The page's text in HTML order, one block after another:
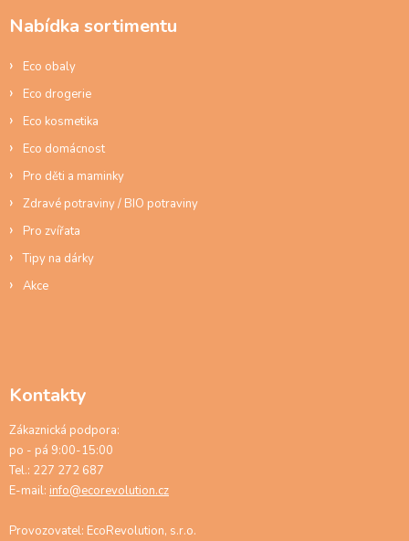
Nabídka sortimentu
Eco obaly
Eco drogerie
Eco kosmetika
Eco domácnost
Pro děti a maminky
Zdravé potraviny / BIO potraviny
Pro zvířata
Tipy na dárky
Akce
Kontakty
Zákaznická podpora:
po - pá 9:00-15:00
Tel.: 227 272 687
E-mail: info@ecorevolution.cz
Provozovatel: EcoRevolution, s.r.o.